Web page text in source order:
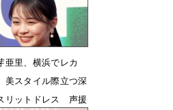
6月3日 07時17分
亜里、横浜でレカ
スタイル際立つ深
リットドレス 声援